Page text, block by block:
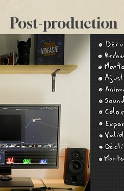
Post-production